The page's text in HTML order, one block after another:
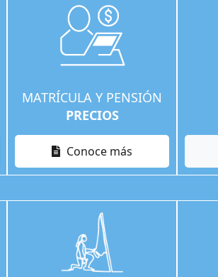
MATRÍCULA Y PENSIÓN
PRECIOS
Conoce más